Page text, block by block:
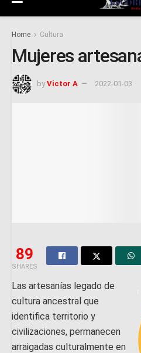
Home Cultura
Mujeres
by Victor A 2022-01-03
89
SHARES
Las artesanías legado de
cultura ancestral que
identifica territorio y
civilizaciones, permanecen
arraigadas culturalmente en